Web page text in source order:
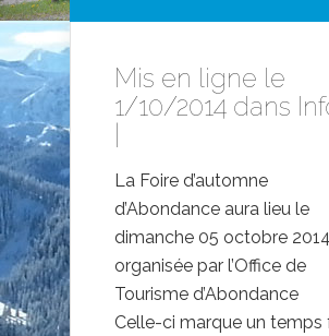
Mis en ligne le
1/10/2014 dans
La Foire d’automne
d’Abondance aura lieu le
dimanche 05 octobre 2014
organisée par l’Office de
Tourisme d’Abondance
Celle-ci marque un temps